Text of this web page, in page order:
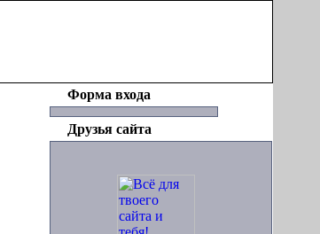
Форма входа
Друзья сайта